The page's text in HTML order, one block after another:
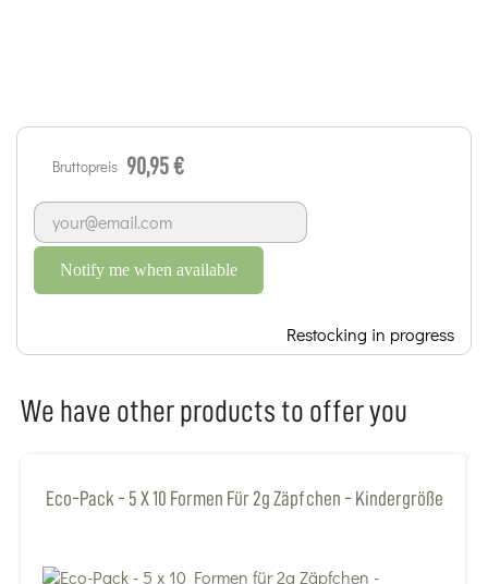
Bruttopreis 90,95 €
Notify me when available
Restocking in progress
We have other products to offer you
Eco-Pack - 5 X 10 Formen Für 2g Zäpfchen - Kindergröße